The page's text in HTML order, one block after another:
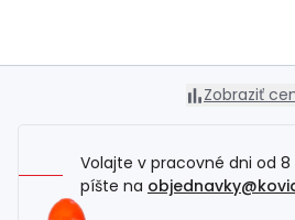
Zobraziť
Volajte v pracovné dni od 8
píšte na